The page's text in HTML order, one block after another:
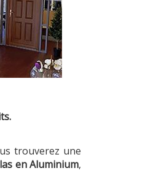
trouverez une
en Aluminium,